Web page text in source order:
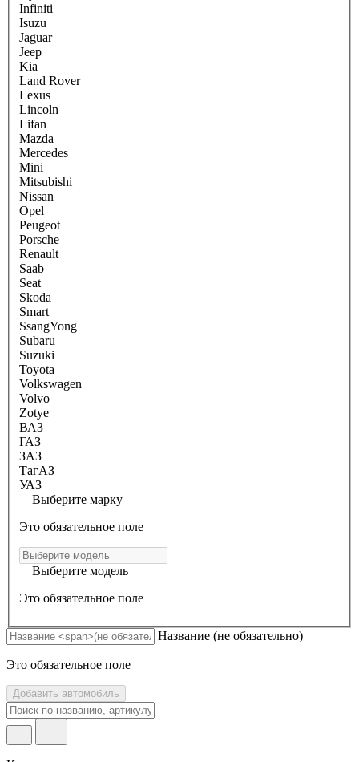
Infiniti
Isuzu
Jaguar
Jeep
Kia
Land Rover
Lexus
Lincoln
Lifan
Mazda
Mercedes
Mini
Mitsubishi
Nissan
Opel
Peugeot
Porsche
Renault
Saab
Seat
Skoda
Smart
SsangYong
Subaru
Suzuki
Toyota
Volkswagen
Volvo
Zotye
ВАЗ
ГАЗ
ЗАЗ
ТагАЗ
УАЗ
Выберите марку
Это обязательное поле
Выберите модель
Это обязательное поле
Название (не обязательно)
Это обязательное поле
Добавить автомобиль